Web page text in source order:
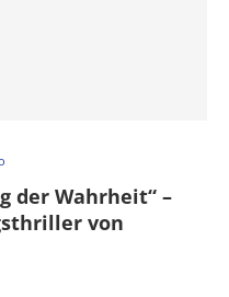
der Wahrheit“ –
von